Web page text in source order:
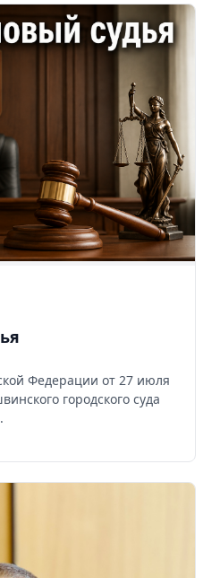
Федерации от 27 июля
городского суда